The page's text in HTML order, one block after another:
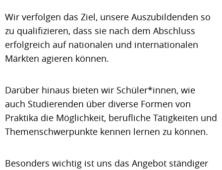
Wir verfolgen das Ziel, unsere Auszubildenden so
zu qualifizieren, dass sie nach dem Abschluss
erfolgreich auf nationalen und internationalen
Märkten agieren können.
Darüber hinaus bieten wir Schüler*innen, wie
auch Studierenden über diverse Formen von
Praktika die Möglichkeit, berufliche Tätigkeiten und
Themenschwerpunkte kennen lernen zu können.
Besonders wichtig ist uns das Angebot ständiger